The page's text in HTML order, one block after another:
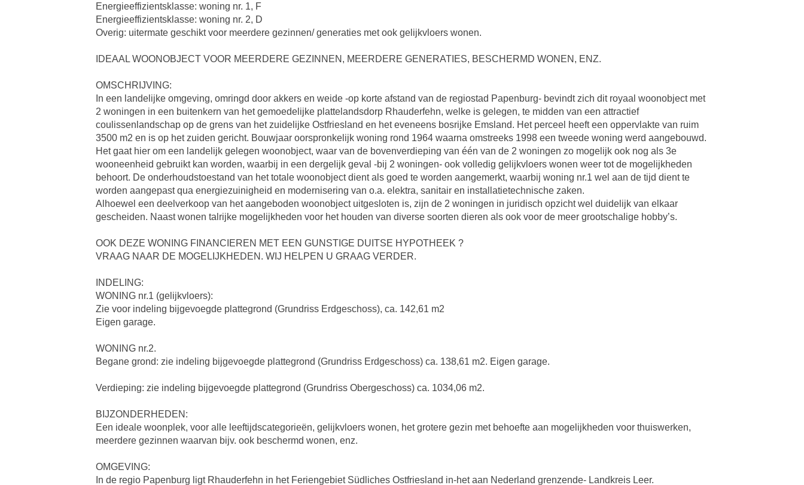
Energieeffizientsklasse: woning nr. 1, F
Energieeffizientsklasse: woning nr. 2, D
Overig: uitermate geschikt voor meerdere gezinnen/ generaties met ook gelijkvloers wonen.
IDEAAL WOONOBJECT VOOR MEERDERE GEZINNEN, MEERDERE GENERATIES, BESCHERMD WONEN, ENZ.
OMSCHRIJVING:
In een landelijke omgeving, omringd door akkers en weide -op korte afstand van de regiostad Papenburg- bevindt zich dit royaal woonobject met
2 woningen in een buitenkern van het gemoedelijke plattelandsdorp Rhauderfehn, welke is gelegen, te midden van een attractief
coulissenlandschap op de grens van het zuidelijke Ostfriesland en het eveneens bosrijke Emsland. Het perceel heeft een oppervlakte van ruim
3500 m2 en is op het zuiden gericht. Bouwjaar oorspronkelijk woning rond 1964 waarna omstreeks 1998 een tweede woning werd aangebouwd.
Het gaat hier om een landelijk gelegen woonobject, waar van de bovenverdieping van één van de 2 woningen zo mogelijk ook nog als 3e
wooneenheid gebruikt kan worden, waarbij in een dergelijk geval -bij 2 woningen- ook volledig gelijkvloers wonen weer tot de mogelijkheden
behoort. De onderhoudstoestand van het totale woonobject dient als goed te worden aangemerkt, waarbij woning nr.1 wel aan de tijd dient te
worden aangepast qua energiezuinigheid en modernisering van o.a. elektra, sanitair en installatietechnische zaken.
Alhoewel een deelverkoop van het aangeboden woonobject uitgesloten is, zijn de 2 woningen in juridisch opzicht wel duidelijk van elkaar
gescheiden. Naast wonen talrijke mogelijkheden voor het houden van diverse soorten dieren als ook voor de meer grootschalige hobby’s.
OOK DEZE WONING FINANCIEREN MET EEN GUNSTIGE DUITSE HYPOTHEEK ?
VRAAG NAAR DE MOGELIJKHEDEN. WIJ HELPEN U GRAAG VERDER.
INDELING:
WONING nr.1 (gelijkvloers):
Zie voor indeling bijgevoegde plattegrond (Grundriss Erdgeschoss), ca. 142,61 m2
Eigen garage.
WONING nr.2.
Begane grond: zie indeling bijgevoegde plattegrond (Grundriss Erdgeschoss) ca. 138,61 m2. Eigen garage.
Verdieping: zie indeling bijgevoegde plattegrond (Grundriss Obergeschoss) ca. 1034,06 m2.
BIJZONDERHEDEN:
Een ideale woonplek, voor alle leeftijdscategorieën, gelijkvloers wonen, het grotere gezin met behoefte aan mogelijkheden voor thuiswerken,
meerdere gezinnen waarvan bijv. ook beschermd wonen, enz.
OMGEVING:
In de regio Papenburg ligt Rhauderfehn in het Feriengebiet Südliches Ostfriesland in-het aan Nederland grenzende- Landkreis Leer.